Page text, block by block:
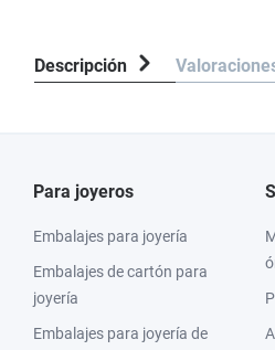
Descripción
Para joyeros
Embalajes para joyería
Embalajes de cartón para
joyería
Embalajes para joyería de